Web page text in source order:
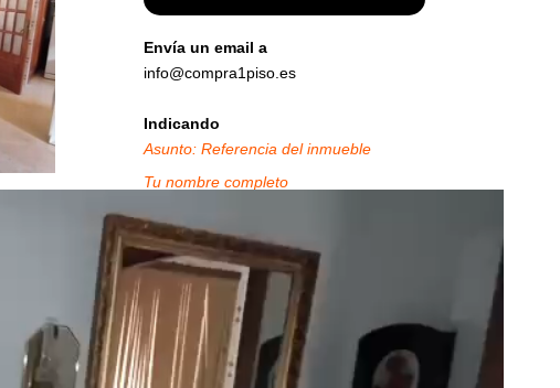
Envía un email a
info@compra1piso.es
Indicando
Asunto: Referencia del inmueble
Tu nombre completo
Tu teléfono de contacto